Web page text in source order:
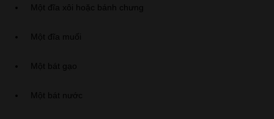
Một đĩa xôi hoặc bánh chưng
Một đĩa muối
Một bát gạo
Một bát nước